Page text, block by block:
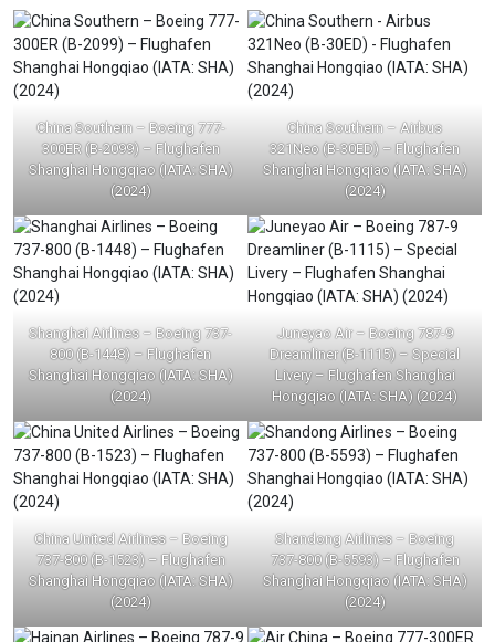
China Southern – Boeing 777-
300ER (B-2099) – Flughafen
Shanghai Hongqiao (IATA: SHA)
(2024)
China Southern – Airbus
321Neo (B-30ED) – Flughafen
Shanghai Hongqiao (IATA: SHA)
(2024)
Shanghai Airlines – Boeing 737-
800 (B-1448) – Flughafen
Shanghai Hongqiao (IATA: SHA)
(2024)
Juneyao Air – Boeing 787-9
Dreamliner (B-1115) – Special
Livery – Flughafen Shanghai
Hongqiao (IATA: SHA) (2024)
China United Airlines – Boeing
737-800 (B-1523) – Flughafen
Shanghai Hongqiao (IATA: SHA)
(2024)
Shandong Airlines – Boeing
737-800 (B-5593) – Flughafen
Shanghai Hongqiao (IATA: SHA)
(2024)